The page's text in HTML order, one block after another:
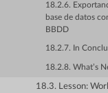
18.2.6.
base de datos
BBDD
18.2.7. In
18.2.8. What’s
18.3. Lesson: